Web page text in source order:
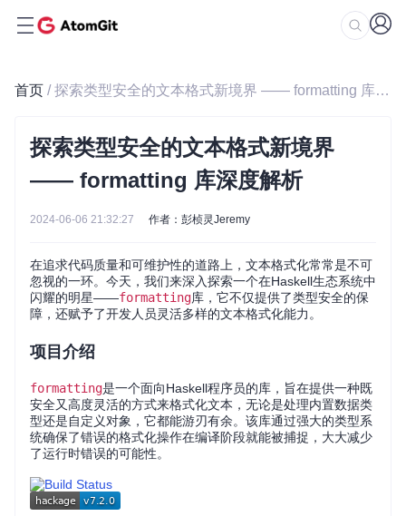
首页 / 探索类型安全的文本格式新境界 —— formatting 库深度解析
探索类型安全的文本格式新境界
—— formatting 库深度解析
2024-06-06 21:32:27 作者：彭桢灵Jeremy
在追求代码质量和可维护性的道路上，文本格式化常常是不可
忽视的一环。今天，我们来深入探索一个在Haskell生态系统中
闪耀的明星——formatting库，它不仅提供了类型安全的保
障，还赋予了开发人员灵活多样的文本格式化能力。
项目介绍
formatting是一个面向Haskell程序员的库，旨在提供一种既
安全又高度灵活的方式来格式化文本，无论是处理内置数据类
型还是自定义对象，它都能游刃有余。该库通过强大的类型系
统确保了错误的格式化操作在编译阶段就能被捕捉，大大减少
了运行时错误的可能性。